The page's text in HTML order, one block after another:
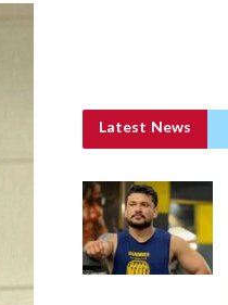
Latest News